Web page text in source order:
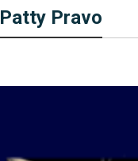
Patty Pravo